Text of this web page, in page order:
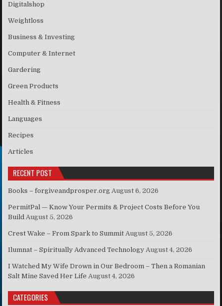
Digitalshop
Weightloss
Business & Investing
Computer & Internet
Gardering
Green Products
Health & Fitness
Languages
Recipes
Articles
RECENT POST
Books – forgiveandprosper.org August 6, 2026
PermitPal — Know Your Permits & Project Costs Before You
Build August 5, 2026
Crest Wake – From Spark to Summit August 5, 2026
Ilumnat – Spiritually Advanced Technology August 4, 2026
I Watched My Wife Drown in Our Bedroom – Then a Romanian
Salt Mine Saved Her Life August 4, 2026
CATEGORIES